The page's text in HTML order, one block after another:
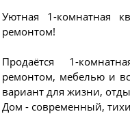
Уютная 1-комнатная
ремонтом!
Продаётся 1-
ремонтом, мебелью и
вариант для жизни,
Дом - современный,